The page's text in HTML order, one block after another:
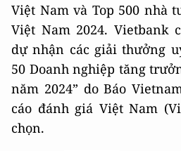
Việt Nam và Top 500 nhà
Việt Nam 2024. Vietbank
dự nhận các giải thưởng
50 Doanh nghiệp tăng
năm 2024” do Báo
cáo đánh giá Việt Nam
chọn.